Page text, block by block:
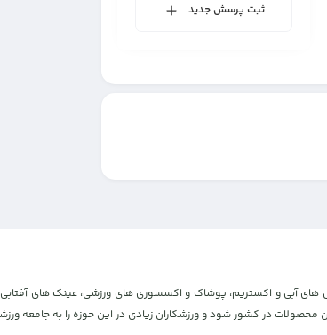
ثبت پرسش جدید
فروش محصولات ورزش های آبی و اکستریم، پوشاک و اکسسوری های ورزشی، عینک های
در کشور شود و ورزشکاران زیادی در این حوزه را به جامعه